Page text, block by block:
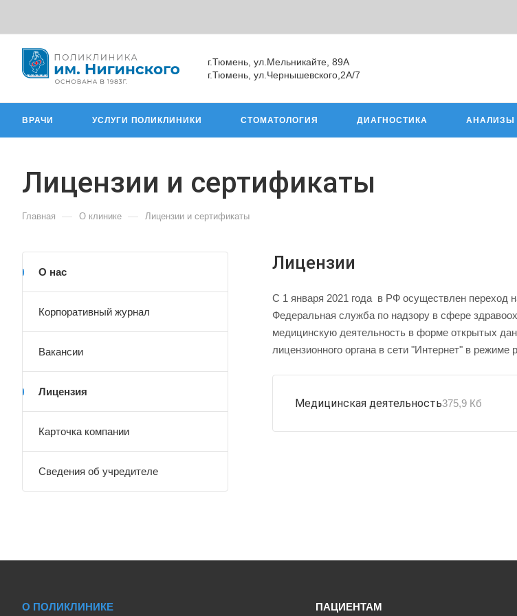
г.Тюмень, ул.Мельникайте, 89А
г.Тюмень, ул.Чернышевского,2А/7
ВРАЧИ УСЛУГИ ПОЛИКЛИНИКИ СТОМАТОЛОГИЯ ДИАГНОСТИКА АНАЛИЗЫ
Лицензии и сертификаты
Главная — О клинике — Лицензии и сертификаты
Лицензии
C 1 января 2021 года в РФ осуществлен переход
Федеральная служба по надзору в сфере
медицинскую деятельность в форме открытых
лицензионного органа в сети "Интернет" в режиме
Медицинская деятельность375,9 Кб
О нас
Корпоративный журнал
Вакансии
Лицензия
Карточка компании
Сведения об учредителе
О ПОЛИКЛИНИКЕ ПАЦИЕНТАМ